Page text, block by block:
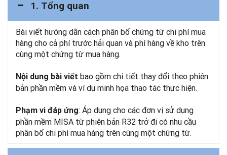
1. Tổng quan
Bài viết hướng dẫn cách phân bổ chứng từ chi phí mua
hàng cho cả phí trước hải quan và phí hàng về kho trên
cùng một chứng từ mua hàng.
Nội dung bài viết bao gồm chi tiết thay đổi theo phiên
bản phần mềm và ví dụ minh họa thao tác thực hiện.
Phạm vi đáp ứng: Áp dụng cho các đơn vị sử dụng
phần mềm MISA từ phiên bản R32 trở đi có nhu cầu
phân bổ chi phí mua hàng trên cùng một chứng từ.